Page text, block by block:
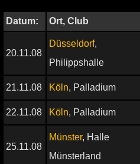
Datum: Ort, Club
20.11.08
Düsseldorf,
Philippshalle
21.11.08 Köln, Palladium
22.11.08 Köln, Palladium
25.11.08
Münster, Halle
Münsterland